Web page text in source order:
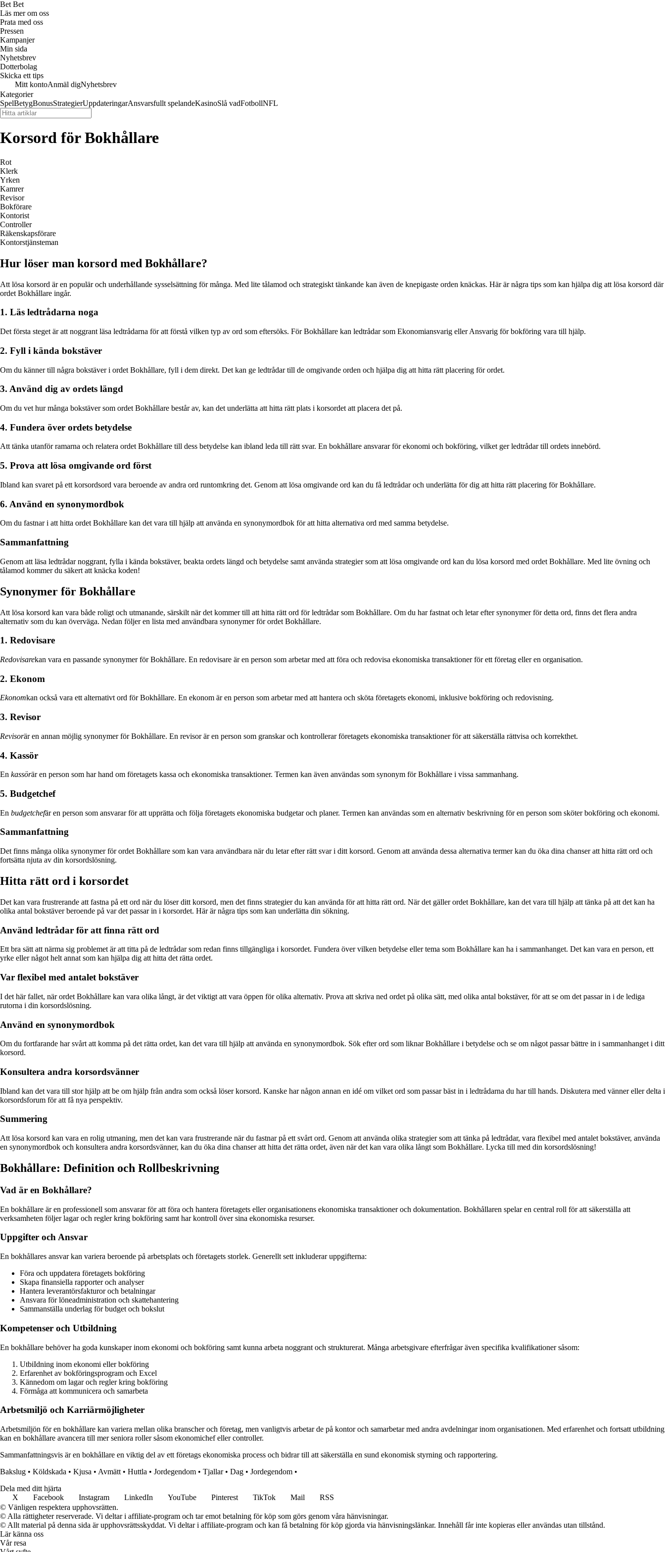
Bet Bet
Läs mer om oss
Prata med oss
Pressen
Kampanjer
Min sida
Nyhetsbrev
Dotterbolag
Skicka ett tips
Mitt kontoAnmäl digNyhetsbrev
Kategorier
SpelBetygBonusStrategierUppdateringarAnsvarsfullt spelandeKasinoSlå vadFotbollNFL
Korsord för Bokhållare
Rot
Klerk
Yrken
Kamrer
Revisor
Bokförare
Kontorist
Controller
Räkenskapsförare
Kontorstjänsteman
Hur löser man korsord med Bokhållare?
Att lösa korsord är en populär och underhållande sysselsättning för många. Med lite tålamod och strategiskt tänkande kan även de knepigaste orden knäckas. Här är några tips som kan hjälpa dig att lösa korsord där
ordet Bokhållare ingår.
1. Läs ledtrådarna noga
Det första steget är att noggrant läsa ledtrådarna för att förstå vilken typ av ord som eftersöks. För Bokhållare kan ledtrådar som Ekonomiansvarig eller Ansvarig för bokföring vara till hjälp.
2. Fyll i kända bokstäver
Om du känner till några bokstäver i ordet Bokhållare, fyll i dem direkt. Det kan ge ledtrådar till de omgivande orden och hjälpa dig att hitta rätt placering för ordet.
3. Använd dig av ordets längd
Om du vet hur många bokstäver som ordet Bokhållare består av, kan det underlätta att hitta rätt plats i korsordet att placera det på.
4. Fundera över ordets betydelse
Att tänka utanför ramarna och relatera ordet Bokhållare till dess betydelse kan ibland leda till rätt svar. En bokhållare ansvarar för ekonomi och bokföring, vilket ger ledtrådar till ordets innebörd.
5. Prova att lösa omgivande ord först
Ibland kan svaret på ett korsordsord vara beroende av andra ord runtomkring det. Genom att lösa omgivande ord kan du få ledtrådar och underlätta för dig att hitta rätt placering för Bokhållare.
6. Använd en synonymordbok
Om du fastnar i att hitta ordet Bokhållare kan det vara till hjälp att använda en synonymordbok för att hitta alternativa ord med samma betydelse.
Sammanfattning
Genom att läsa ledtrådar noggrant, fylla i kända bokstäver, beakta ordets längd och betydelse samt använda strategier som att lösa omgivande ord kan du lösa korsord med ordet Bokhållare. Med lite övning och
tålamod kommer du säkert att knäcka koden!
Synonymer för Bokhållare
Att lösa korsord kan vara både roligt och utmanande, särskilt när det kommer till att hitta rätt ord för ledtrådar som Bokhållare. Om du har fastnat och letar efter synonymer för detta ord, finns det flera andra
alternativ som du kan överväga. Nedan följer en lista med användbara synonymer för ordet Bokhållare.
1. Redovisare
Redovisarekan vara en passande synonymer för Bokhållare. En redovisare är en person som arbetar med att föra och redovisa ekonomiska transaktioner för ett företag eller en organisation.
2. Ekonom
Ekonomkan också vara ett alternativt ord för Bokhållare. En ekonom är en person som arbetar med att hantera och sköta företagets ekonomi, inklusive bokföring och redovisning.
3. Revisor
Revisorär en annan möjlig synonymer för Bokhållare. En revisor är en person som granskar och kontrollerar företagets ekonomiska transaktioner för att säkerställa rättvisa och korrekthet.
4. Kassör
En kassörär en person som har hand om företagets kassa och ekonomiska transaktioner. Termen kan även användas som synonym för Bokhållare i vissa sammanhang.
5. Budgetchef
En budgetchefär en person som ansvarar för att upprätta och följa företagets ekonomiska budgetar och planer. Termen kan användas som en alternativ beskrivning för en person som sköter bokföring och ekonomi.
Sammanfattning
Det finns många olika synonymer för ordet Bokhållare som kan vara användbara när du letar efter rätt svar i ditt korsord. Genom att använda dessa alternativa termer kan du öka dina chanser att hitta rätt ord och
fortsätta njuta av din korsordslösning.
Hitta rätt ord i korsordet
Det kan vara frustrerande att fastna på ett ord när du löser ditt korsord, men det finns strategier du kan använda för att hitta rätt ord. När det gäller ordet Bokhållare, kan det vara till hjälp att tänka på att det kan ha
olika antal bokstäver beroende på var det passar in i korsordet. Här är några tips som kan underlätta din sökning.
Använd ledtrådar för att finna rätt ord
Ett bra sätt att närma sig problemet är att titta på de ledtrådar som redan finns tillgängliga i korsordet. Fundera över vilken betydelse eller tema som Bokhållare kan ha i sammanhanget. Det kan vara en person, ett
yrke eller något helt annat som kan hjälpa dig att hitta det rätta ordet.
Var flexibel med antalet bokstäver
I det här fallet, när ordet Bokhållare kan vara olika långt, är det viktigt att vara öppen för olika alternativ. Prova att skriva ned ordet på olika sätt, med olika antal bokstäver, för att se om det passar in i de lediga
rutorna i din korsordslösning.
Använd en synonymordbok
Om du fortfarande har svårt att komma på det rätta ordet, kan det vara till hjälp att använda en synonymordbok. Sök efter ord som liknar Bokhållare i betydelse och se om något passar bättre in i sammanhanget i ditt
korsord.
Konsultera andra korsordsvänner
Ibland kan det vara till stor hjälp att be om hjälp från andra som också löser korsord. Kanske har någon annan en idé om vilket ord som passar bäst in i ledtrådarna du har till hands. Diskutera med vänner eller delta i
korsordsforum för att få nya perspektiv.
Summering
Att lösa korsord kan vara en rolig utmaning, men det kan vara frustrerande när du fastnar på ett svårt ord. Genom att använda olika strategier som att tänka på ledtrådar, vara flexibel med antalet bokstäver, använda
en synonymordbok och konsultera andra korsordsvänner, kan du öka dina chanser att hitta det rätta ordet, även när det kan vara olika långt som Bokhållare. Lycka till med din korsordslösning!
Bokhållare: Definition och Rollbeskrivning
Vad är en Bokhållare?
En bokhållare är en professionell som ansvarar för att föra och hantera företagets eller organisationens ekonomiska transaktioner och dokumentation. Bokhållaren spelar en central roll för att säkerställa att
verksamheten följer lagar och regler kring bokföring samt har kontroll över sina ekonomiska resurser.
Uppgifter och Ansvar
En bokhållares ansvar kan variera beroende på arbetsplats och företagets storlek. Generellt sett inkluderar uppgifterna:
Föra och uppdatera företagets bokföring
Skapa finansiella rapporter och analyser
Hantera leverantörsfakturor och betalningar
Ansvara för löneadministration och skattehantering
Sammanställa underlag för budget och bokslut
Kompetenser och Utbildning
En bokhållare behöver ha goda kunskaper inom ekonomi och bokföring samt kunna arbeta noggrant och strukturerat. Många arbetsgivare efterfrågar även specifika kvalifikationer såsom:
UtbiIdning inom ekonomi eller bokföring
Erfarenhet av bokföringsprogram och Excel
Kännedom om lagar och regler kring bokföring
Förmåga att kommunicera och samarbeta
Arbetsmiljö och Karriärmöjligheter
Arbetsmiljön för en bokhållare kan variera mellan olika branscher och företag, men vanligtvis arbetar de på kontor och samarbetar med andra avdelningar inom organisationen. Med erfarenhet och fortsatt utbildning
kan en bokhållare avancera till mer seniora roller såsom ekonomichef eller controller.
Sammanfattningsvis är en bokhållare en viktig del av ett företags ekonomiska process och bidrar till att säkerställa en sund ekonomisk styrning och rapportering.
Bakslug • Köldskada • Kjusa • Avmätt • Huttla • Jordegendom • Tjallar• Dag • Jordegendom •
Dela med ditt hjärta
X
Facebook Instagram LinkedIn YouTube Pinterest TikTok Mail
RSS
© Vänligen respektera upphovsrätten.
© Alla rättigheter reserverade. Vi deltar i affiliate-program och tar emot betalning för köp som görs genom våra hänvisningar.
© Allt material på denna sida är upphovsrättsskyddat. Vi deltar i affiliate-program och kan få betalning för köp gjorda via hänvisningslänkar. Innehåll får inte kopieras eller användas utan tillstånd.
Lär känna oss
Vår resa